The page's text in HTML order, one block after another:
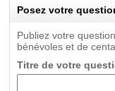
Posez votre
Publiez votre
bénévoles et de
Titre de votre